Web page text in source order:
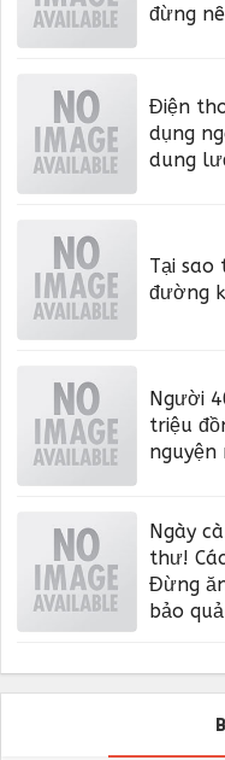
đừng
Điện
dụng
dung
Tại
đường
Người
triệu
nguyện
Ngày
thư!
Đừng
bảo